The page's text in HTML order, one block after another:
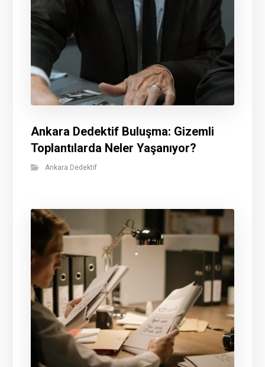
Ankara Dedektif Buluşma: Gizemli
Toplantılarda Neler Yaşanıyor?
Ankara Dedektif